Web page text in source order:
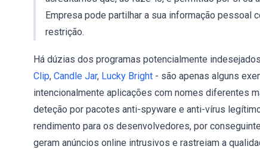
Empresa pode partilhar a sua informação
restrição.
Há dúzias dos programas potencialmente
Clip, Candle Jar, Lucky Bright - são apenas alguns
intencionalmente aplicações com nomes diferentes
deteção por pacotes anti-spyware e anti-vírus
rendimento para os desenvolvedores, por
geram anúncios online intrusivos e rastreiam a